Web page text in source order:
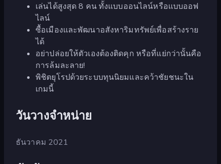
เล่นได้สูงสุด 8 คน ทั้งแบบออนไลน์หรือแบบออฟ
ไลน์
ซื้อเมืองและพัฒนาอสังหาริมทรัพย์เพื่อสร้างราย
ได้
อย่าปล่อยให้ตัวเองต้องติดคุก หรือที่แย่กว่านั้นคือ
การล้มละลาย!
พิชิตยุโรปด้วยระบบทุนนิยมและคว้าชัยชนะใน
เกมนี้
วันวางจำหน่าย
ธันวาคม 2021